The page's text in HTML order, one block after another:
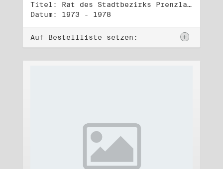
Titel: Rat des Stadtbezirks Prenzlauer Berg in Berlin
Datum: 1973 - 1978
Auf Bestellliste setzen: